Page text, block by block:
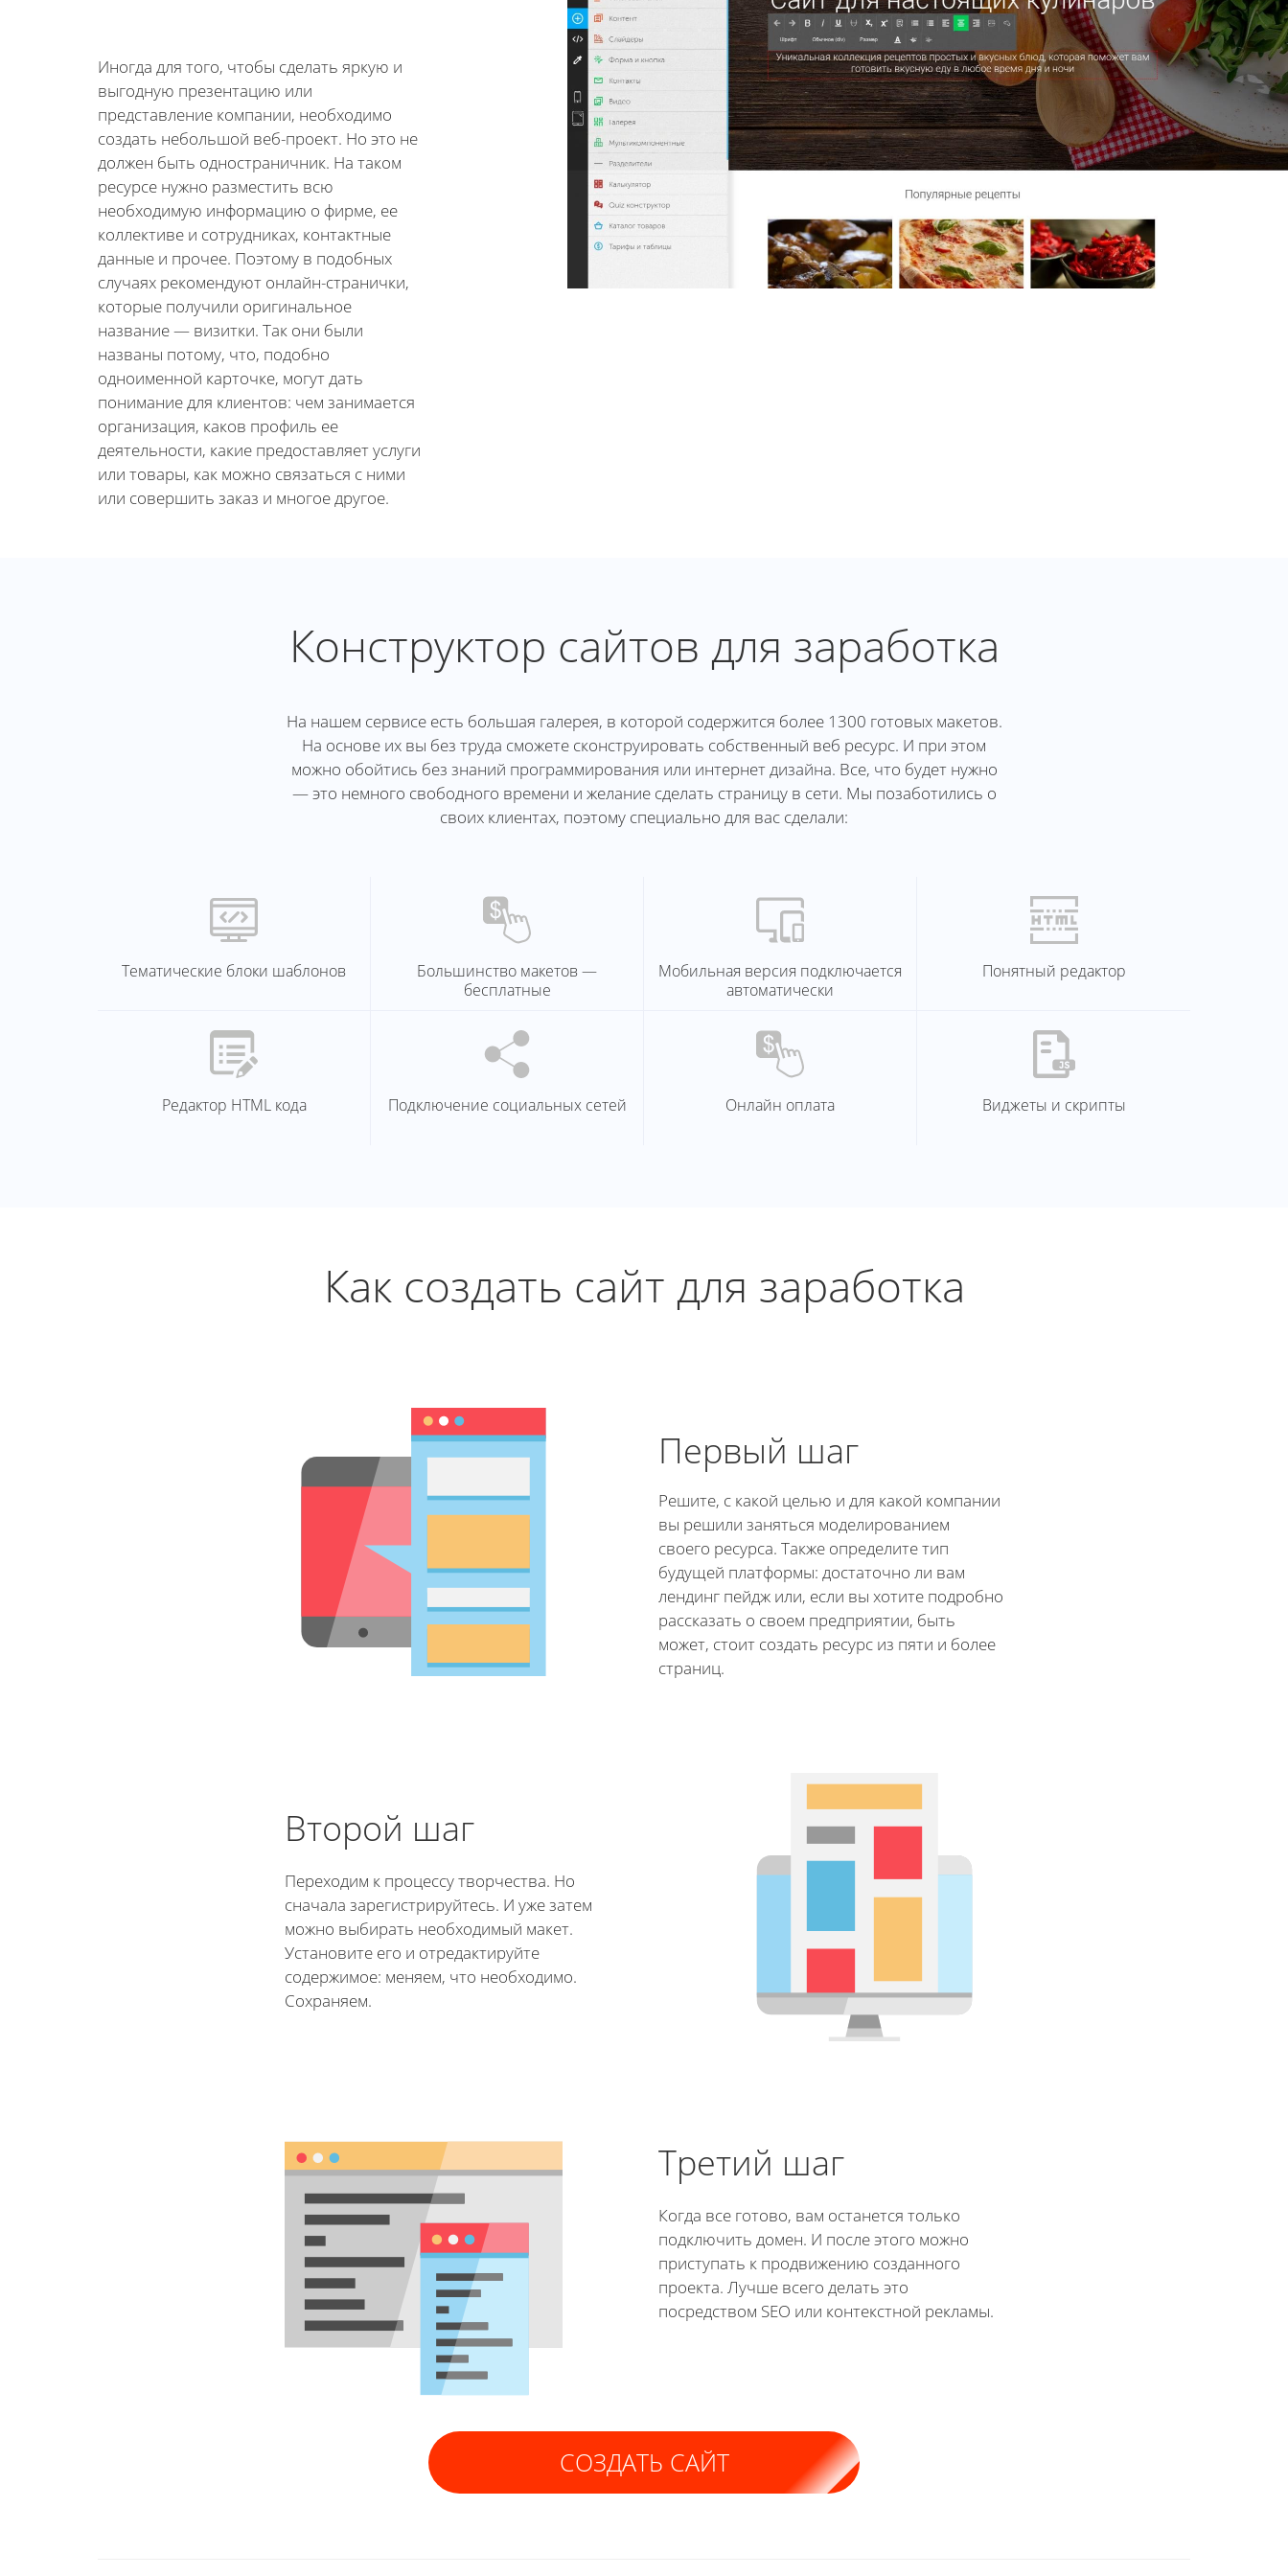
Иногда для того, чтобы сделать яркую и
выгодную презентацию или
представление компании, необходимо
создать небольшой веб-проект. Но это не
должен быть одностраничник. На таком
ресурсе нужно разместить всю
необходимую информацию о фирме, ее
коллективе и сотрудниках, контактные
данные и прочее. Поэтому в подобных
случаях рекомендуют онлайн-странички,
которые получили оригинальное
название — визитки. Так они были
названы потому, что, подобно
одноименной карточке, могут дать
понимание для клиентов: чем занимается
организация, каков профиль ее
деятельности, какие предоставляет услуги
или товары, как можно связаться с ними
или совершить заказ и многое другое.
Конструктор сайтов для заработка
На нашем сервисе есть большая галерея, в которой содержится более 1300 готовых макетов.
На основе их вы без труда сможете сконструировать собственный веб ресурс. И при этом
можно обойтись без знаний программирования или интернет дизайна. Все, что будет нужно
— это немного свободного времени и желание сделать страницу в сети. Мы позаботились о
своих клиентах, поэтому специально для вас сделали:
Тематические блоки шаблонов
Большинство макетов —
бесплатные
Мобильная версия подключается
автоматически
Понятный редактор
Редактор HTML кода Подключение социальных сетей Онлайн оплата Виджеты и скрипты
Как создать сайт для заработка
Первый шаг
Решите, с какой целью и для какой компании
вы решили заняться моделированием
своего ресурса. Также определите тип
будущей платформы: достаточно ли вам
лендинг пейдж или, если вы хотите подробно
рассказать о своем предприятии, быть
может, стоит создать ресурс из пяти и более
страниц.
Второй шаг
Переходим к процессу творчества. Но
сначала зарегистрируйтесь. И уже затем
можно выбирать необходимый макет.
Установите его и отредактируйте
содержимое: меняем, что необходимо.
Сохраняем.
Третий шаг
Когда все готово, вам останется только
подключить домен. И после этого можно
приступать к продвижению созданного
проекта. Лучше всего делать это
посредством SEO или контекстной рекламы.
СОЗДАТЬ САЙТ